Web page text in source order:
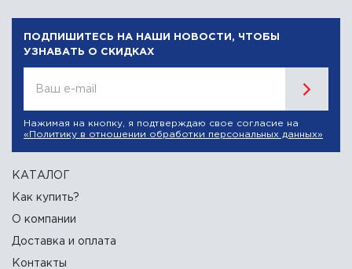
ПОДПИШИТЕСЬ НА НАШИ НОВОСТИ, ЧТОБЫ
УЗНАВАТЬ О СКИДКАХ
Ваш e-mail
Нажимая на кнопку, я подтверждаю свое согласие на
«Политику в отношении обработки персональных данных»
КАТАЛОГ
Как купить?
О компании
Доставка и оплата
Контакты